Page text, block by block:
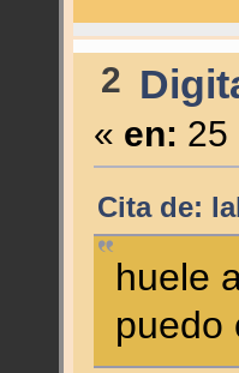
2
« en: 25
Cita de:
huele
puedo